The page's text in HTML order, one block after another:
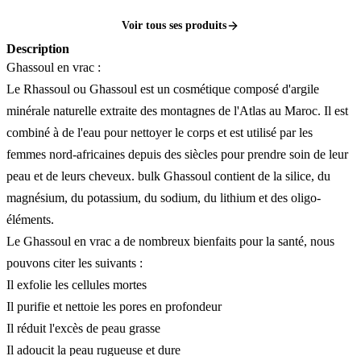
Voir tous ses produits
Description
Ghassoul en vrac :
Le Rhassoul ou Ghassoul est un cosmétique composé d'argile
minérale naturelle extraite des montagnes de l'Atlas au Maroc. Il est
combiné à de l'eau pour nettoyer le corps et est utilisé par les
femmes nord-africaines depuis des siècles pour prendre soin de leur
peau et de leurs cheveux. bulk Ghassoul contient de la silice, du
magnésium, du potassium, du sodium, du lithium et des oligo-
éléments.
Le Ghassoul en vrac a de nombreux bienfaits pour la santé, nous
pouvons citer les suivants :
Il exfolie les cellules mortes
Il purifie et nettoie les pores en profondeur
Il réduit l'excès de peau grasse
Il adoucit la peau rugueuse et dure